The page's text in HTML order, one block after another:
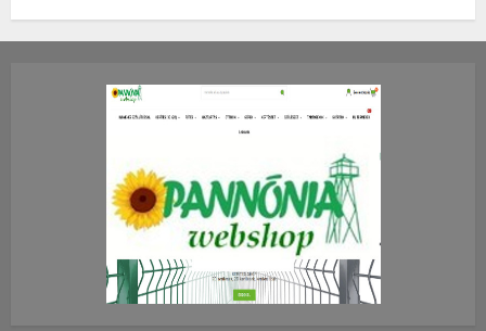
2026.JÚLIUS.23. CSÜTÖRTÖK.
0